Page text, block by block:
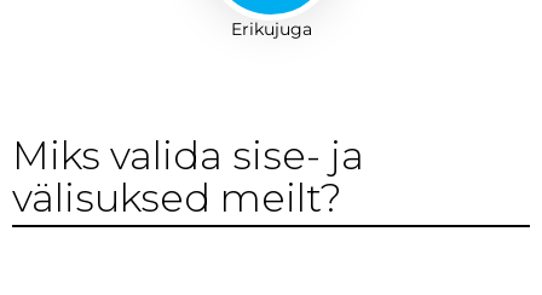
Erikujuga
Miks valida sise- ja
välisuksed meilt?